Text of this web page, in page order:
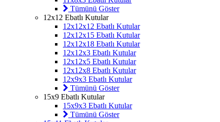
Tümünü Göster
12x12 Ebatlı Kutular
12x12x12 Ebatlı Kutular
12x12x15 Ebatlı Kutular
12x12x18 Ebatlı Kutular
12x12x3 Ebatlı Kutular
12x12x5 Ebatlı Kutular
12x12x8 Ebatlı Kutular
12x9x3 Ebatlı Kutular
Tümünü Göster
15x9 Ebatlı Kutular
15x9x3 Ebatlı Kutular
Tümünü Göster